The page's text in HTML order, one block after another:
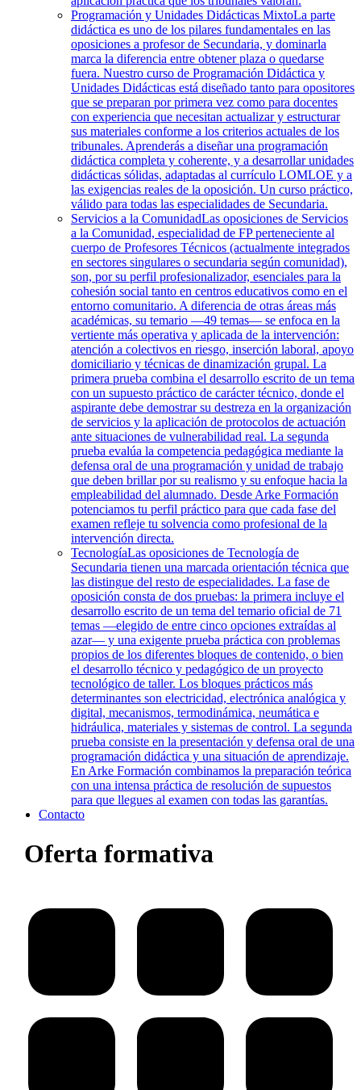
Programación y Unidades Didácticas MixtoLa parte
didáctica es uno de los pilares fundamentales en las
oposiciones a profesor de Secundaria, y dominarla
marca la diferencia entre obtener plaza o quedarse
fuera. Nuestro curso de Programación Didáctica y
Unidades Didácticas está diseñado tanto para opositores
que se preparan por primera vez como para docentes
con experiencia que necesitan actualizar y estructurar
sus materiales conforme a los criterios actuales de los
tribunales. Aprenderás a diseñar una programación
didáctica completa y coherente, y a desarrollar unidades
didácticas sólidas, adaptadas al currículo LOMLOE y a
las exigencias reales de la oposición. Un curso práctico,
válido para todas las especialidades de Secundaria.
Servicios a la ComunidadLas oposiciones de Servicios
a la Comunidad, especialidad de FP perteneciente al
cuerpo de Profesores Técnicos (actualmente integrados
en sectores singulares o secundaria según comunidad),
son, por su perfil profesionalizador, esenciales para la
cohesión social tanto en centros educativos como en el
entorno comunitario. A diferencia de otras áreas más
académicas, su temario —49 temas— se enfoca en la
vertiente más operativa y aplicada de la intervención:
atención a colectivos en riesgo, inserción laboral, apoyo
domiciliario y técnicas de dinamización grupal. La
primera prueba combina el desarrollo escrito de un tema
con un supuesto práctico de carácter técnico, donde el
aspirante debe demostrar su destreza en la organización
de servicios y la aplicación de protocolos de actuación
ante situaciones de vulnerabilidad real. La segunda
prueba evalúa la competencia pedagógica mediante la
defensa oral de una programación y unidad de trabajo
que deben brillar por su realismo y su enfoque hacia la
empleabilidad del alumnado. Desde Arke Formación
potenciamos tu perfil práctico para que cada fase del
examen refleje tu solvencia como profesional de la
intervención directa.
TecnologíaLas oposiciones de Tecnología de
Secundaria tienen una marcada orientación técnica que
las distingue del resto de especialidades. La fase de
oposición consta de dos pruebas: la primera incluye el
desarrollo escrito de un tema del temario oficial de 71
temas —elegido de entre cinco opciones extraídas al
azar— y una exigente prueba práctica con problemas
propios de los diferentes bloques de contenido, o bien
el desarrollo técnico y pedagógico de un proyecto
tecnológico de taller. Los bloques prácticos más
determinantes son electricidad, electrónica analógica y
digital, mecanismos, termodinámica, neumática e
hidráulica, materiales y sistemas de control. La segunda
prueba consiste en la presentación y defensa oral de una
programación didáctica y una situación de aprendizaje.
En Arke Formación combinamos la preparación teórica
con una intensa práctica de resolución de supuestos
para que llegues al examen con todas las garantías.
Contacto
Oferta formativa